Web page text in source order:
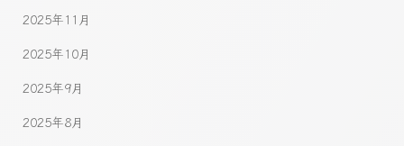
2025年11月
2025年10月
2025年9月
2025年8月